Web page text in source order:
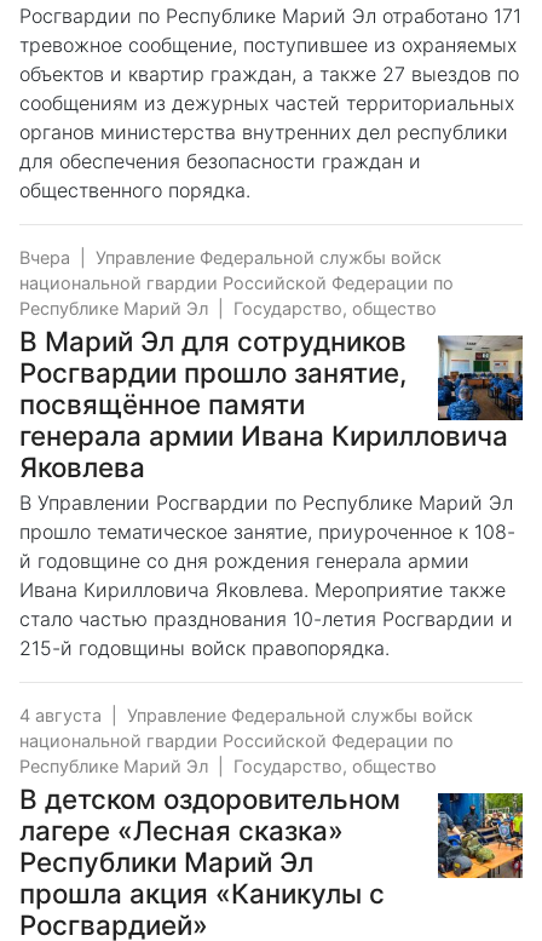
Росгвардии по Республике Марий Эл отработано 171
тревожное сообщение, поступившее из охраняемых
объектов и квартир граждан, а также 27 выездов по
сообщениям из дежурных частей территориальных
органов министерства внутренних дел республики
для обеспечения безопасности граждан и
общественного порядка.
Вчера
Управление Федеральной службы войск
национальной гвардии Российской Федерации по
Республике Марий Эл
Государство, общество
В Марий Эл для сотрудников
Росгвардии прошло занятие,
посвящённое памяти
генерала армии Ивана Кирилловича
Яковлева
В Управлении Росгвардии по Республике Марий Эл
прошло тематическое занятие, приуроченное к 108-
й годовщине со дня рождения генерала армии
Ивана Кирилловича Яковлева. Мероприятие также
стало частью празднования 10-летия Росгвардии и
215-й годовщины войск правопорядка.
4 августа
Управление Федеральной службы войск
национальной гвардии Российской Федерации по
Республике Марий Эл
Государство, общество
В детском оздоровительном
лагере «Лесная сказка»
Республики Марий Эл
прошла акция «Каникулы с
Росгвардией»